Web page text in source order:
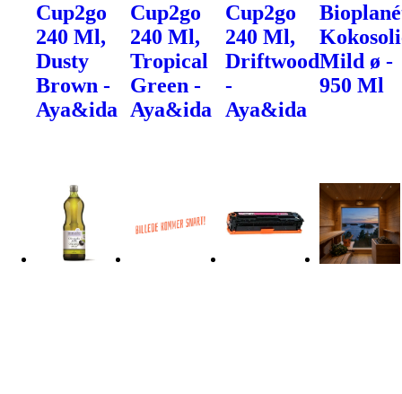
Cup2go
240 Ml,
Dusty
Brown -
Aya&ida
Cup2go
240 Ml,
Tropical
Green -
Aya&ida
Cup2go
240 Ml,
Driftwood
-
Aya&ida
Mild ø -
950 Ml